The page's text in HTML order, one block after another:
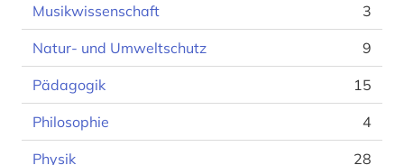
Musikwissenschaft 3
Natur- und Umweltschutz 9
Pädagogik 15
Philosophie 4
Physik 28